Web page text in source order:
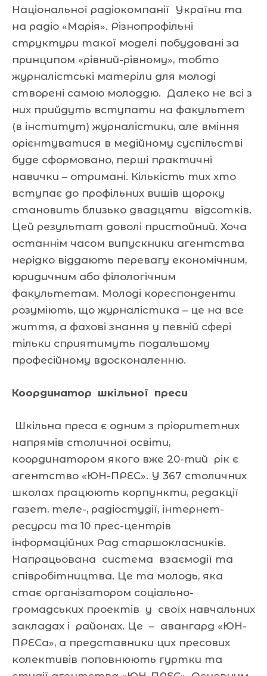
Національної радіокомпанії України та
на радіо «Марія». Різнопрофільні
структури такої моделі побудовані за
принципом «рівний-рівному», тобто
журналістські матеріли для молоді
створені самою молоддю. Далеко не всі з
них прийдуть вступати на факультет
(в інститут) журналістики, але вміння
орієнтуватися в медійному суспільстві
буде сформовано, перші практичні
навички – отримані. Кількість тих хто
вступає до профільних вишів щороку
становить близько двадцяти відсотків.
Цей результат доволі пристойний. Хоча
останнім часом випускники агентства
нерідко віддають перевагу економічним,
юридичним або філологічним
факультетам. Молоді кореспонденти
розуміють, що журналістика – це на все
життя, а фахові знання у певній сфері
тільки сприятимуть подальшому
професійному вдосконаленню.
Координатор шкільної преси
Шкільна преса є одним з пріоритетних
напрямів столичної освіти,
координатором якого вже 20-тий рік є
агентство «ЮН-ПРЕС». У 367 столичних
школах працюють корпункти, редакції
газет, теле-, радіостудії, інтернет-
ресурси та 10 прес-центрів
інформаційних Рад старшокласників.
Напрацьована система взаємодії та
співробітництва. Це та молодь, яка
стає організатором соціально-
громадських проектів у своїх навчальних
закладах і районах. Це – авангард «ЮН-
ПРЕСа», а представники цих пресових
колективів поповнюють гуртки та